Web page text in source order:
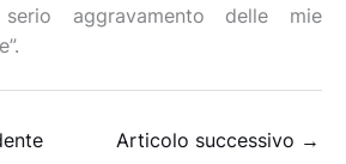
aggravamento delle mie
Articolo successivo →